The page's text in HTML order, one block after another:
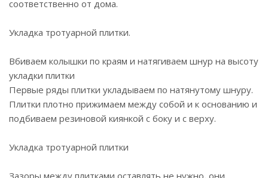
соответственно от дома.
Укладка тротуарной плитки.
Вбиваем колышки по краям и натягиваем шнур на высоту
укладки плитки
Первые ряды плитки укладываем по натянутому шнуру.
Плитки плотно прижимаем между собой и к основанию и
подбиваем резиновой киянкой с боку и с верху.
Укладка тротуарной плитки